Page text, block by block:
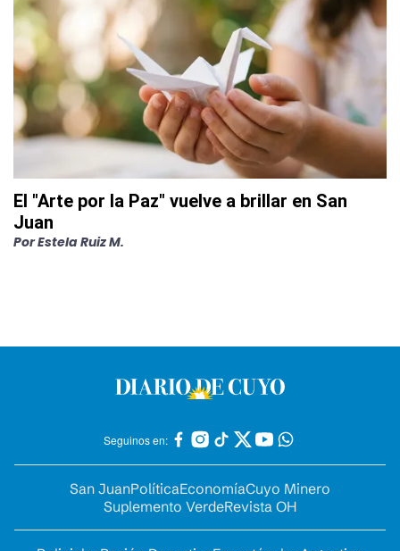
El "Arte por la Paz" vuelve a brillar en San
Juan
PorEstela Ruiz M.
Seguinos en:
San JuanPolíticaEconomíaCuyo Minero
Suplemento VerdeRevista OH